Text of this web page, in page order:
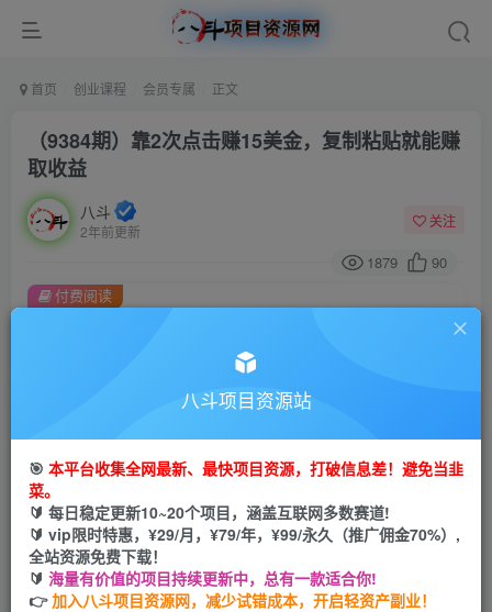
首页 创业课程 会员专属 正文
（9384期）靠2次点击赚15美金，复制粘贴就能赚
取收益
八斗
2年前更新
关注
1879 90
此内容为付费阅读，请付费后查看
会员专属资源
您暂无购买权限，请先开通会员
开通会员
付费阅读
八斗项目资源站
🎯 本平台收集全网最新、最快项目资源，打破信息差！避免当韭
菜。
🔰 每日稳定更新10~20个项目，涵盖互联网多数赛道!
🔰 vip限时特惠，¥29/月，¥79/年，¥99/永久（推广佣金70%）,
全站资源免费下载！
🔰 海量有价值的项目持续更新中，总有一款适合你!
👉加入八斗项目资源网，减少试错成本，开启轻资产副业！